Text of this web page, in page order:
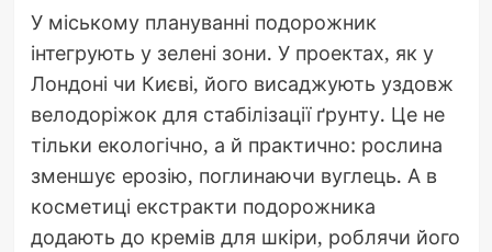
У міському плануванні подорожник
інтегрують у зелені зони. У проектах, як у
Лондоні чи Києві, його висаджують уздовж
велодоріжок для стабілізації ґрунту. Це не
тільки екологічно, а й практично: рослина
зменшує ерозію, поглинаючи вуглець. А в
косметиці екстракти подорожника
додають до кремів для шкіри, роблячи його